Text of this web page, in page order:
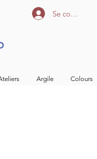
Se connecter
Argile Colours